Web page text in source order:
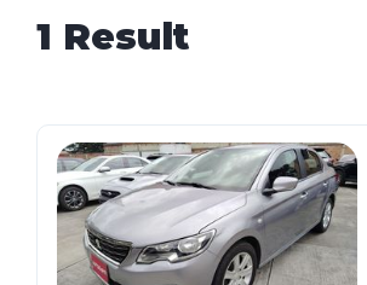
1 Result